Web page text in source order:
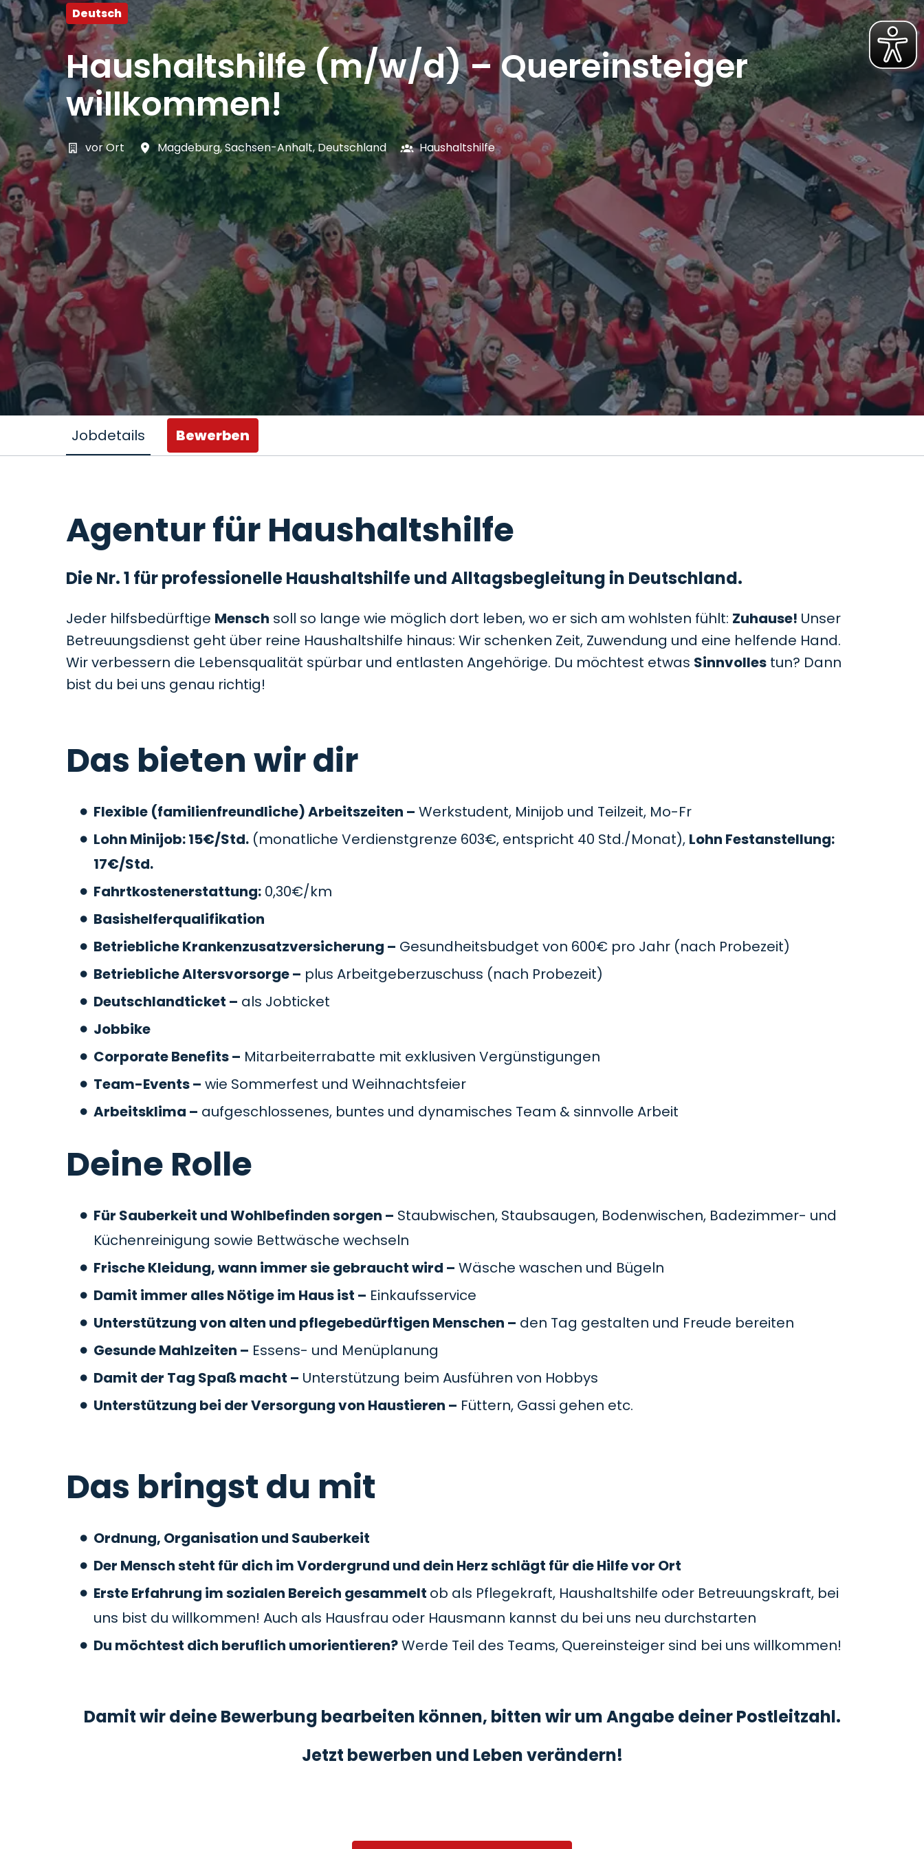
Deutsch
Haushaltshilfe (m/w/d) – Quereinsteiger
willkommen!
vor Ort Magdeburg,Sachsen-Anhalt,Deutschland Haushaltshilfe
Jobdetails Bewerben
Agentur für Haushaltshilfe
Die Nr. 1 für professionelle Haushaltshilfe und Alltagsbegleitung in Deutschland.
Jeder hilfsbedürftige Mensch soll so lange wie möglich dort leben, wo er sich am wohlsten fühlt: Zuhause! Unser
Betreuungsdienst geht über reine Haushaltshilfe hinaus: Wir schenken Zeit, Zuwendung und eine helfende Hand.
Wir verbessern die Lebensqualität spürbar und entlasten Angehörige. Du möchtest etwas Sinnvolles tun? Dann
bist du bei uns genau richtig!
Das bieten wir dir
Flexible (familienfreundliche) Arbeitszeiten – Werkstudent, Minijob und Teilzeit, Mo-Fr
Lohn Minijob: 15€/Std. (monatliche Verdienstgrenze 603€, entspricht 40 Std./Monat), Lohn Festanstellung:
17€/Std.
Fahrtkostenerstattung: 0,30€/km
Basishelferqualifikation
Betriebliche Krankenzusatzversicherung – Gesundheitsbudget von 600€ pro Jahr (nach Probezeit)
Betriebliche Altersvorsorge – plus Arbeitgeberzuschuss (nach Probezeit)
Deutschlandticket – als Jobticket
Jobbike
Corporate Benefits – Mitarbeiterrabatte mit exklusiven Vergünstigungen
Team-Events – wie Sommerfest und Weihnachtsfeier
Arbeitsklima – aufgeschlossenes, buntes und dynamisches Team & sinnvolle Arbeit
Deine Rolle
Für Sauberkeit und Wohlbefinden sorgen – Staubwischen, Staubsaugen, Bodenwischen, Badezimmer- und
Küchenreinigung sowie Bettwäsche wechseln
Frische Kleidung, wann immer sie gebraucht wird – Wäsche waschen und Bügeln
Damit immer alles Nötige im Haus ist – Einkaufsservice
Unterstützung von alten und pflegebedürftigen Menschen – den Tag gestalten und Freude bereiten
Gesunde Mahlzeiten – Essens- und Menüplanung
Damit der Tag Spaß macht – Unterstützung beim Ausführen von Hobbys
Unterstützung bei der Versorgung von Haustieren – Füttern, Gassi gehen etc.
Das bringst du mit
Ordnung, Organisation und Sauberkeit
Der Mensch steht für dich im Vordergrund und dein Herz schlägt für die Hilfe vor Ort
Erste Erfahrung im sozialen Bereich gesammelt ob als Pflegekraft, Haushaltshilfe oder Betreuungskraft, bei
uns bist du willkommen! Auch als Hausfrau oder Hausmann kannst du bei uns neu durchstarten
Du möchtest dich beruflich umorientieren?Werde Teil des Teams, Quereinsteiger sind bei uns willkommen!
Damit wir deine Bewerbung bearbeiten können, bitten wir um Angabe deiner Postleitzahl.
Jetzt bewerben und Leben verändern!